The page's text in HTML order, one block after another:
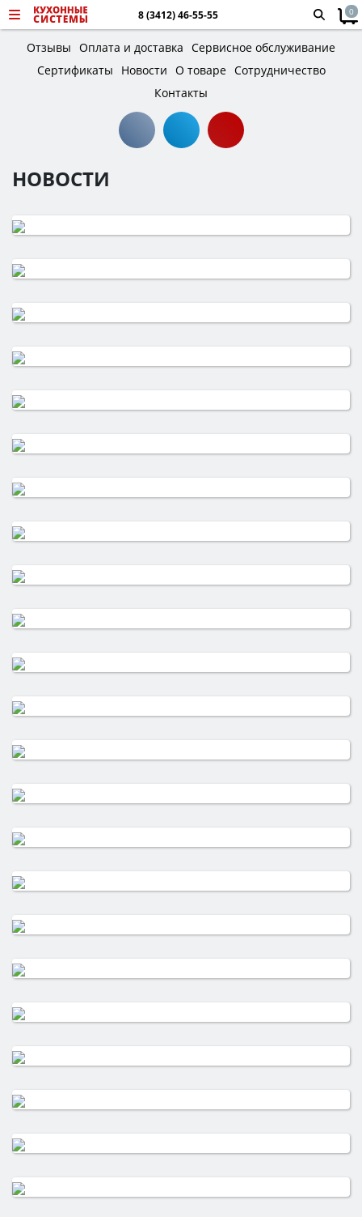
8 (3412) 46-55-55 0
Отзывы Оплата и доставка Сервисное обслуживание
Сертификаты
Новости О товаре Сотрудничество
Контакты
НОВОСТИ